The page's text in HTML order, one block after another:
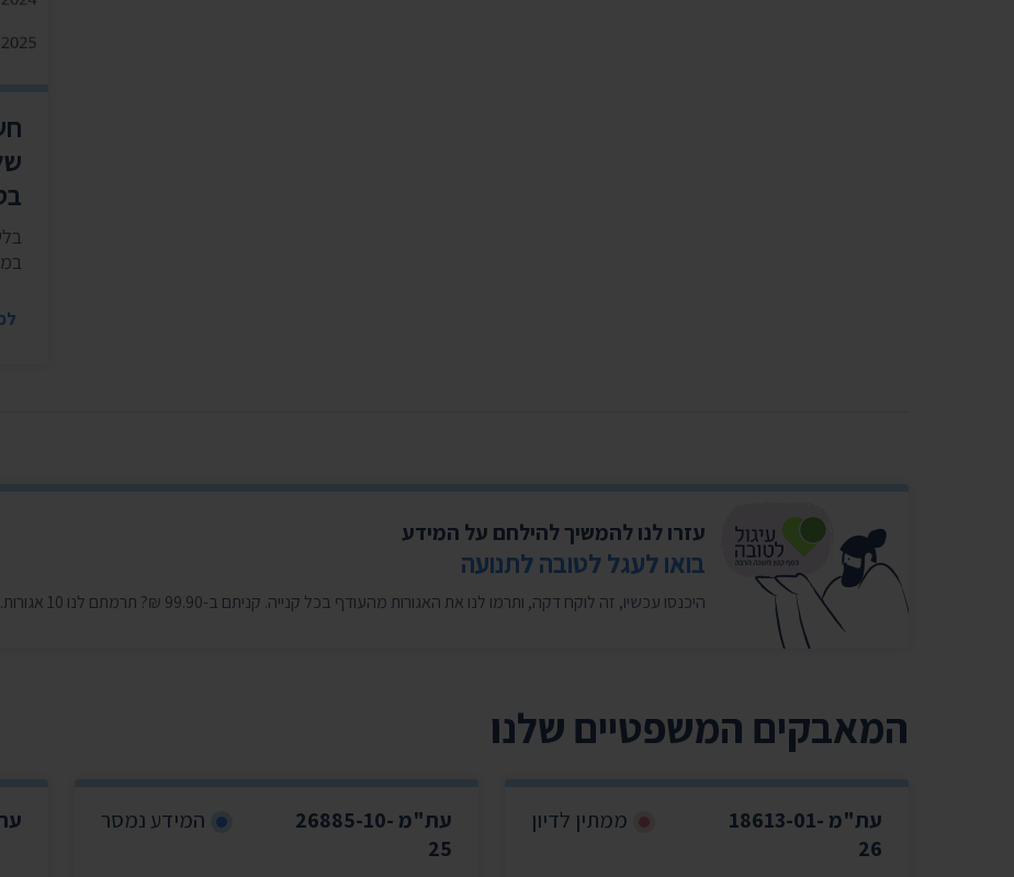
עזרו לנו להמשיך להילחם על המידע
בואו לעגל לטובה לתנועה
היכנסו עכשיו, זה לוקח דקה, ותרמו לנו את האגורות מהעודף בכל קנייה. קניתם ב-99.90 ₪? תרמתם לנו 10 אגורות. כ-5 שקלים בחודש במצטבר. בשבילנו זה המון. ❤️
המאבקים המשפטיים שלנו
עת"מ 18613-01-
26
ממתין לדיון
עת"מ 26885-10-
25
המידע נמסר עת"מ